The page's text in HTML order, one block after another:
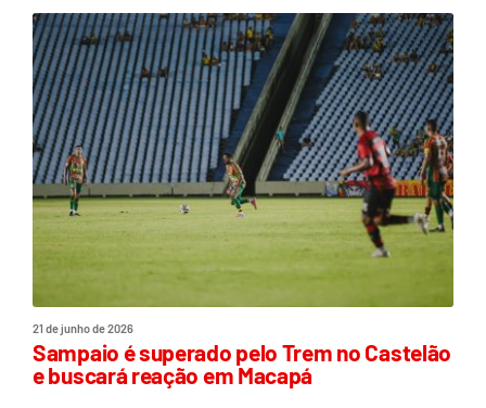
21 de junho de 2026
Sampaio é superado pelo Trem no Castelão
e buscará reação em Macapá